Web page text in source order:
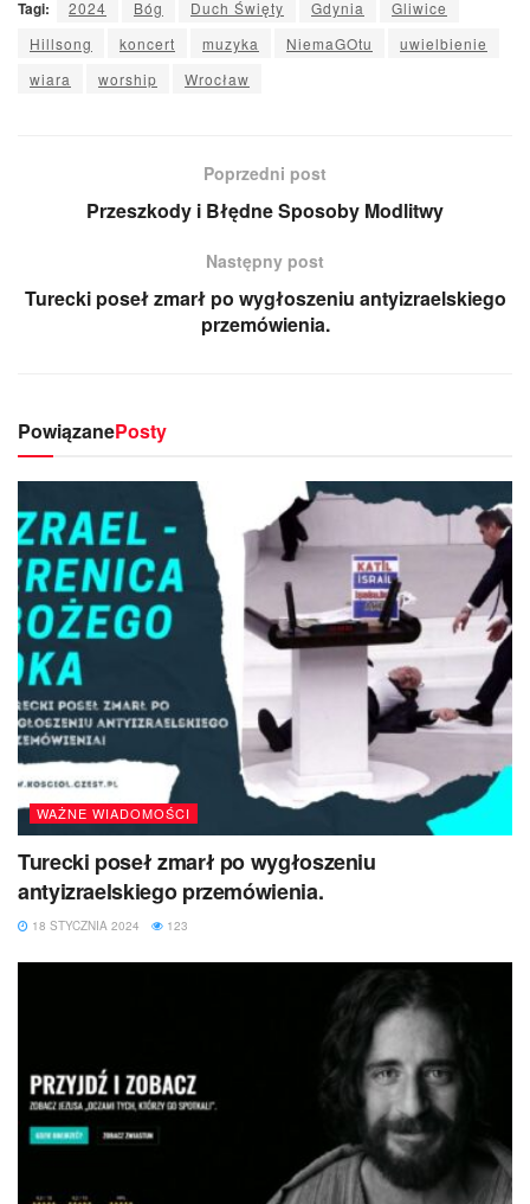
Tagi: 2024 Bóg Duch Święty Gdynia
Gliwice
Hillsong
koncert muzyka NiemaGOtu
uwielbienie
wiara
worship Wrocław
Poprzedni post
Przeszkody i Błędne Sposoby Modlitwy
Następny post
Turecki poseł zmarł po wygłoszeniu antyizraelskiego
przemówienia.
PowiązanePosty
WAŻNE WIADOMOŚCI
Turecki poseł zmarł po wygłoszeniu
antyizraelskiego przemówienia.
18 STYCZNIA 2024 123